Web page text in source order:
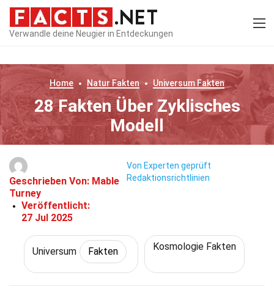
Verwandle deine Neugier in Entdeckungen
Home Natur Fakten Universum Fakten
28 Fakten Über Zyklisches
Modell
Geschrieben Von: Mable
Turney
Veröffentlicht:
27 Jul 2025
Von Experten geprüft
Redaktionsrichtlinien
Universum Fakten Kosmologie Fakten